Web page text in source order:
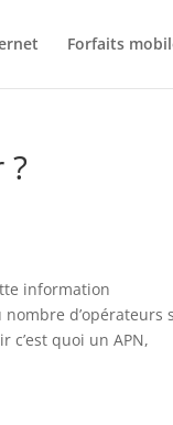
Forfaits
information
d’opérateurs
c’est quoi un APN,